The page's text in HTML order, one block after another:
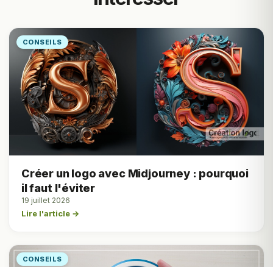
CONSEILS
Créer un logo avec Midjourney : pourquoi
il faut l'éviter
19 juillet 2026
Lire l'article →
CONSEILS